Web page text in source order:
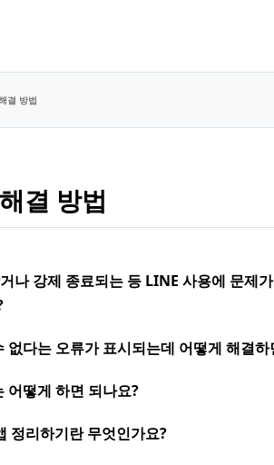
결 방법
결 방법
나 강제 종료되는 등 LINE 사용에 문제
없다는 오류가 표시되는데 어떻게 해결하
어떻게 하면 되나요?
리하기란 무엇인가요?